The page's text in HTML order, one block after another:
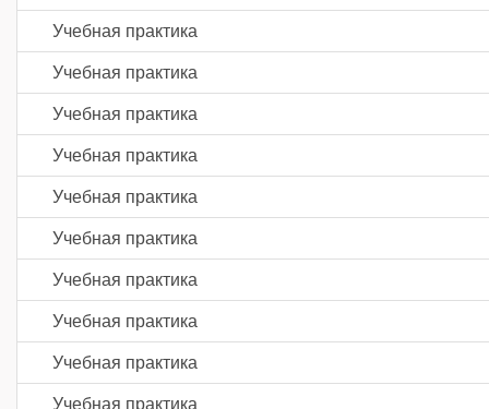
Учебная практика
Учебная практика
Учебная практика
Учебная практика
Учебная практика
Учебная практика
Учебная практика
Учебная практика
Учебная практика
Учебная практика